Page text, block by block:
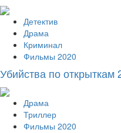
Детектив
Драма
Криминал
Фильмы 2020
Убийства по открыткам
Драма
Триллер
Фильмы 2020